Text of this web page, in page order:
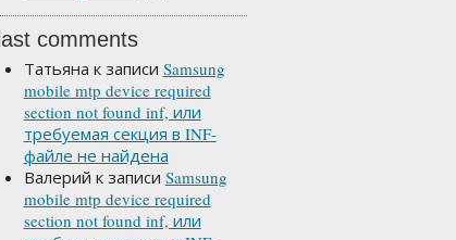
last comments
Татьяна к записи Samsung
mobile mtp device required
section not found inf, или
требуемая секция в INF-
файле не найдена
Валерий к записи Samsung
mobile mtp device required
section not found inf, или